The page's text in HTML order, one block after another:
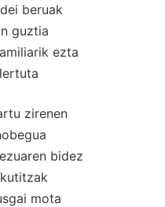
beruak
guztia
ezta
zirenen
bidez
mota